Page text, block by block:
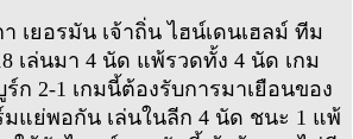
เยอรมัน เจ้าถิ่น ไฮน์เดนเฮลม์ ทีม
เล่นมา 4 นัด แพ้รวดทั้ง 4 นัด เกม
ก 2-1 เกมนี้ต้องรับการมาเยือนของ
มแย่พอกัน เล่นในลีก 4 นัด ชนะ 1 แพ้